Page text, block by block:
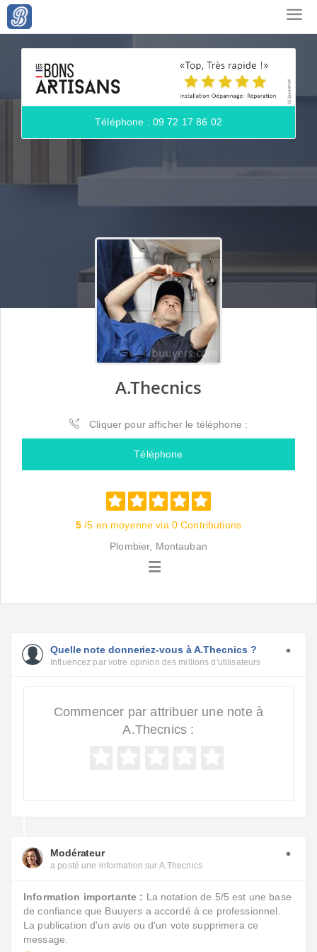
Téléphone : 09 72 17 86 02
A.Thecnics
Cliquer pour afficher le téléphone :
Téléphone
5 /5 en moyenne via 0 Contributions
Plombier, Montauban
Quelle note donneriez-vous à A.Thecnics ?
Influencez par votre opinion des millions d'utilisateurs
Commencer par attribuer une note à
A.Thecnics :
Modérateur
a posté une information sur A.Thecnics
Information importante : La notation de 5/5 est une base
de confiance que Buuyers a accordé à ce professionnel.
La publication d'un avis ou d'un vote supprimera ce
message.